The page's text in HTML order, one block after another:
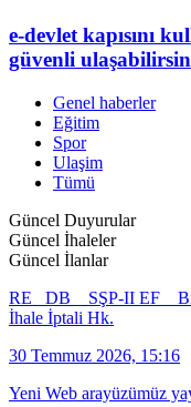
e-devlet kapısını
güvenli
Genel haberler
Eğitim
Spor
Ulaşim
Tümü
Güncel Duyurular
Güncel İhaleler
Güncel İlanlar
RE_ DB _ SŞP-II EF _
İhale İptali Hk.
30 Temmuz 2026, 15:16
Yeni Web arayüzümüz